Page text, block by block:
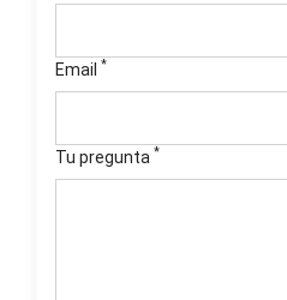
Email *
Tu pregunta *